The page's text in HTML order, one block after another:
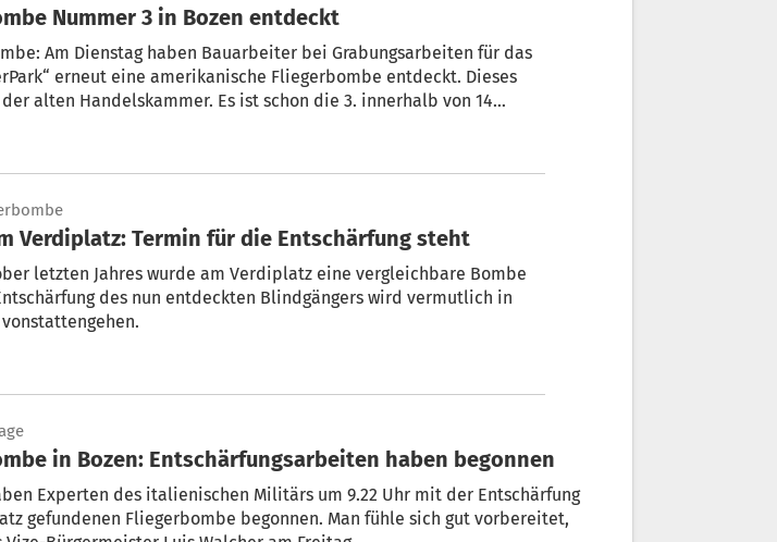
Nummer 3 in Bozen entdeckt
Am Dienstag haben Bauarbeiter bei Grabungsarbeiten für das
erneut eine amerikanische Fliegerbombe entdeckt. Dieses
alten Handelskammer. Es ist schon die 3. innerhalb von 14
Verdiplatz: Termin für die Entschärfung steht
letzten Jahres wurde am Verdiplatz eine vergleichbare Bombe
des nun entdeckten Blindgängers wird vermutlich in
in Bozen: Entschärfungsarbeiten haben begonnen
des italienischen Militärs um 9.22 Uhr mit der Entschärfung
gefundenen Fliegerbombe begonnen. Man fühle sich gut vorbereitet,